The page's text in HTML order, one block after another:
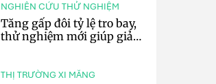
NGHIÊN CỨU THỬ NGHIỆM
Tăng gấp đôi tỷ lệ tro bay,
thử nghiệm mới giúp giảm
THỊ TRƯỜNG XI MĂNG